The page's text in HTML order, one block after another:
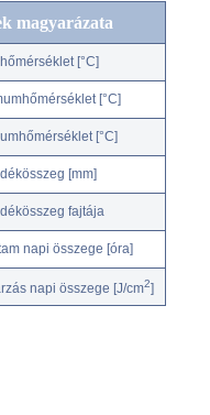
magyarázata
[°C]
[°C]
[°C]
[mm]
fajtája
napi összege [óra]
napi összege [J/cm2]